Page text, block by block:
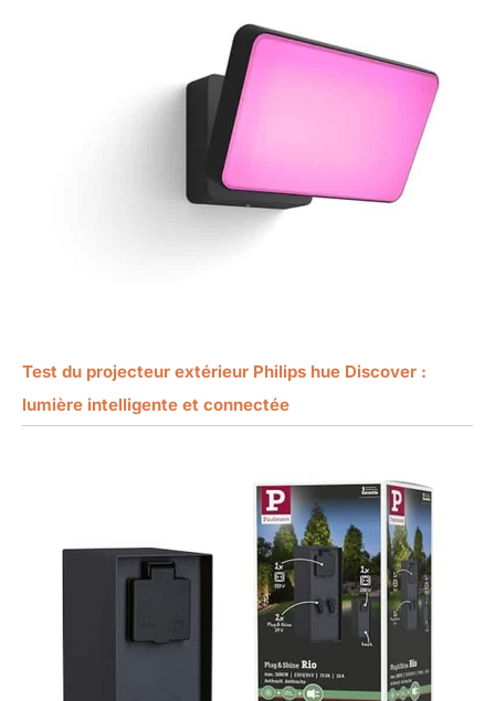
Test du projecteur extérieur Philips hue Discover :
lumière intelligente et connectée